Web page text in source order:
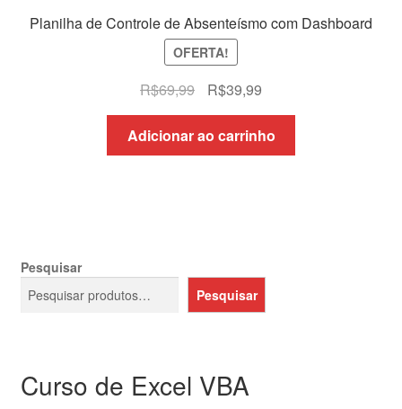
Planilha de Controle de Absenteísmo com Dashboard
OFERTA!
R$69,99
O
preço
original
era:
R$39,99O
preço
atual
é:
Adicionar ao carrinho
Pesquisar
Pesquisar
Curso de Excel VBA